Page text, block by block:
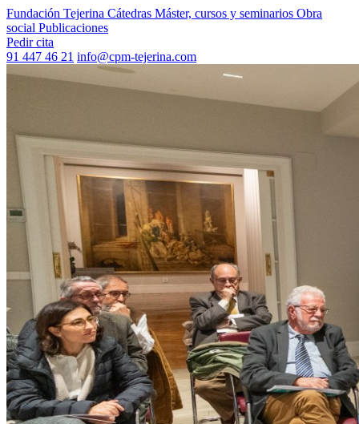
Fundación Tejerina Cátedras Máster, cursos y seminarios Obra
social Publicaciones
Pedir cita
91 447 46 21 info@cpm-tejerina.com